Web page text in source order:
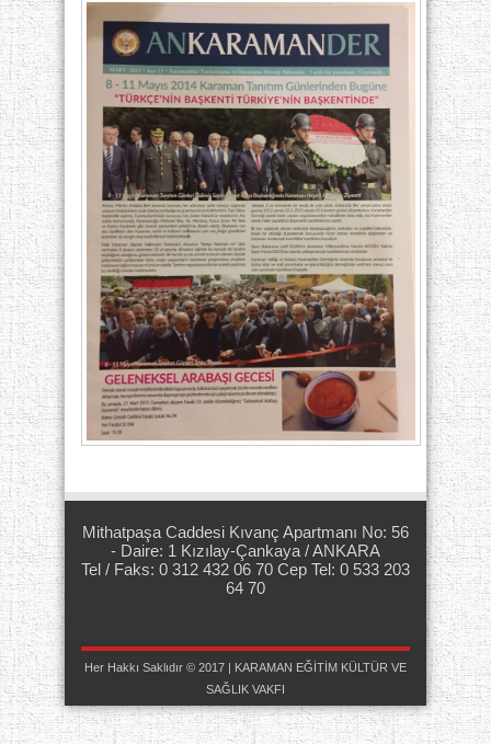
Mithatpaşa Caddesi Kıvanç Apartmanı No: 56
- Daire: 1 Kızılay-Çankaya / ANKARA
Tel / Faks: 0 312 432 06 70 Cep Tel: 0 533 203
64 70
Her Hakkı Saklıdır © 2017 | KARAMAN EĞİTİM KÜLTÜR VE
SAĞLIK VAKFI